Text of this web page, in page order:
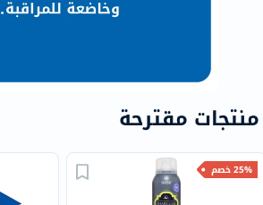
منتجات مقترحة
25% خصم